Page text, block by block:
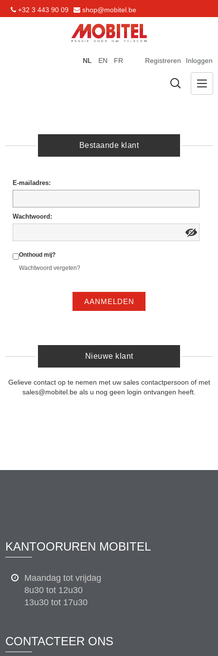
+32 3 443 90 09 shop@mobitel.be
Registreren Inloggen
NL EN FR
Bestaande klant
E-mailadres:
Wachtwoord:
Onthoud mij?
Wachtwoord vergeten?
AANMELDEN
Nieuwe klant
Gelieve contact op te nemen met uw sales contactpersoon of met
sales@mobitel.be als u nog geen login ontvangen heeft.
KANTOORUREN MOBITEL
Maandag tot vrijdag
8u30 tot 12u30
13u30 tot 17u30
CONTACTEER ONS